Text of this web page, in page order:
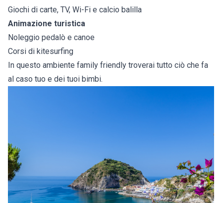
Giochi di carte, TV, Wi-Fi e calcio balilla
Animazione turistica
Noleggio pedalò e canoe
Corsi di kitesurfing
In questo ambiente family friendly troverai tutto ciò che fa
al caso tuo e dei tuoi bimbi.